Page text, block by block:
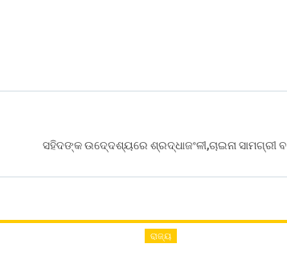
ସହିଦଙ୍କ ଉଦେ୍ଦଶ୍ୟରେ ଶ୍ରଦ୍ଧାଜଂଳୀ,ଚାଇନା ସାମଗ୍ରୀ
ରାଜ୍ୟ